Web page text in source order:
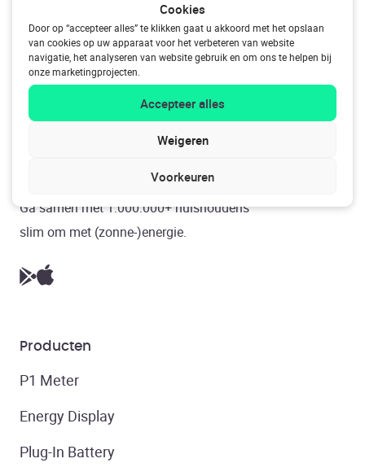
Cookies
Door op “accepteer alles” te klikken gaat u akkoord met het opslaan
van cookies op uw apparaat voor het verbeteren van website
navigatie, het analyseren van website gebruik en om ons te helpen bij
onze marketingprojecten.
Accepteer alles
Weigeren
Voorkeuren
In winkelmandje
4.7 - 163.2k reviews
Ga samen met 1.000.000+ huishoudens
slim om met (zonne-)energie.
Producten
P1 Meter
Energy Display
Plug-In Battery